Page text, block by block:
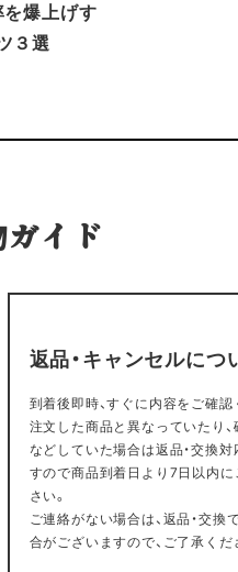
を爆上げす
３選
イド
返品・キャンセルにつ
到着後即時、すぐに内容をご確認
注文した商品と異なっていたり、
などしていた場合は返品・交換
すので商品到着日より7日以内
さい。
ご連絡がない場合は、返品・交換
合がございますので、ご了承くだ